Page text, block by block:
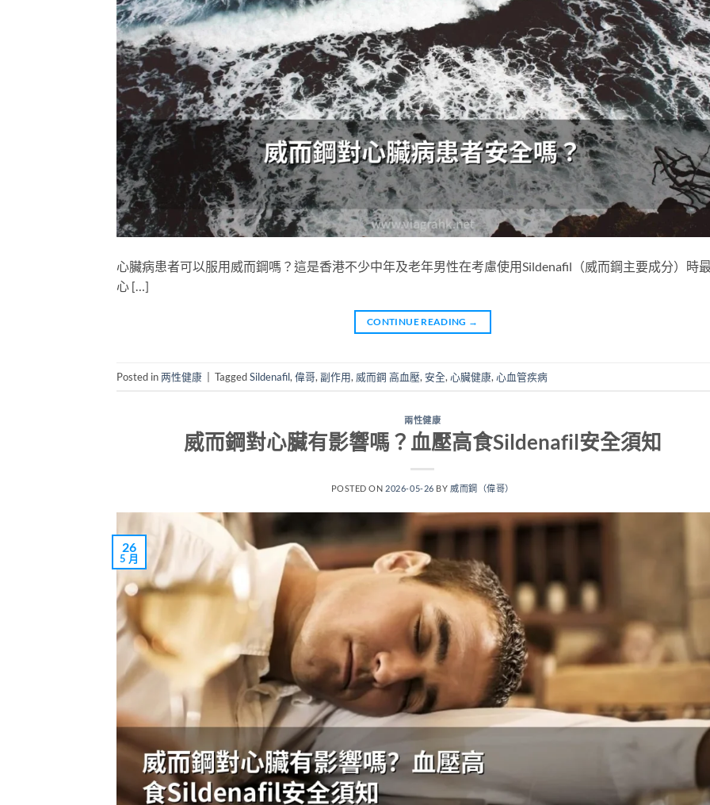
心臟病患者可以服用威而鋼嗎？這是香港不少中年及老年男性在考慮使用Sildenafil（威而鋼主要成分）時
心 […]
CONTINUE READING →
Posted in两性健康 | TaggedSildenafil, 偉哥, 副作用, 威而鋼 高血壓, 安全, 心臟健康, 心血管疾病
兩性健康
威而鋼對心臟有影響嗎？血壓高食Sildenafil安全須知
POSTED ON 2026-05-26 BY 威而鋼（偉哥）
26
5 月